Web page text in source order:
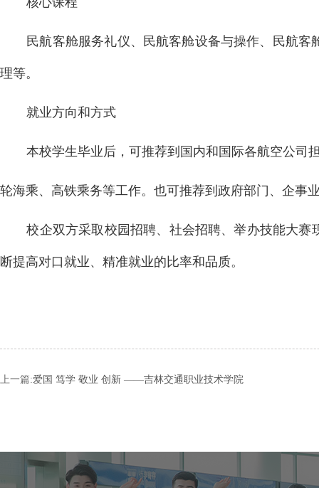
民航客舱服务礼仪、民航客舱设备与操作、民航
理等。
就业方向和方式
本校学生毕业后，可推荐到国内和国际各航空公司
轮海乘、高铁乘务等工作。也可推荐到政府部门、企事
校企双方采取校园招聘、社会招聘、举办技能大
断提高对口就业、精准就业的比率和品质。
上一篇:爱国 笃学 敬业 创新 ——吉林交通职业技术学院